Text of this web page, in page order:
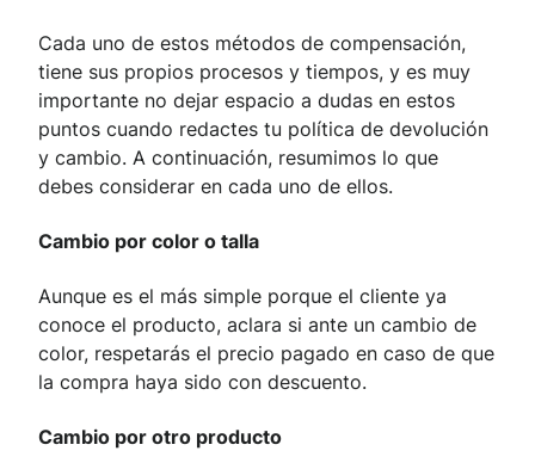
Cada uno de estos métodos de compensación,
tiene sus propios procesos y tiempos, y es muy
importante no dejar espacio a dudas en estos
puntos cuando redactes tu política de devolución
y cambio. A continuación, resumimos lo que
debes considerar en cada uno de ellos.
Cambio por color o talla
Aunque es el más simple porque el cliente ya
conoce el producto, aclara si ante un cambio de
color, respetarás el precio pagado en caso de que
la compra haya sido con descuento.
Cambio por otro producto